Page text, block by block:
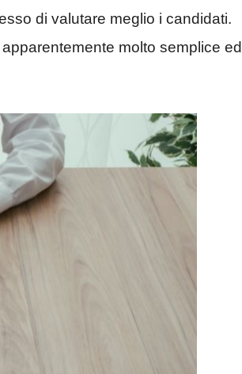
di valutare meglio i candidati.
molto semplice ed